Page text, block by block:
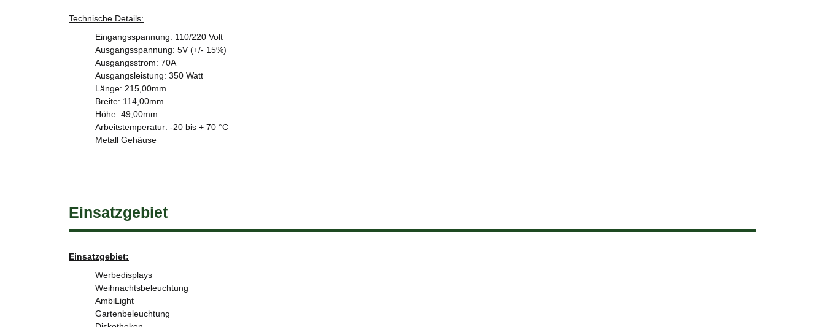
Technische Details:
Eingangsspannung: 110/220 Volt
Ausgangsspannung: 5V (+/- 15%)
Ausgangsstrom: 70A
Ausgangsleistung: 350 Watt
Länge: 215,00mm
Breite: 114,00mm
Höhe: 49,00mm
Arbeitstemperatur: -20 bis + 70 °C
Metall Gehäuse
Einsatzgebiet
Einsatzgebiet:
Werbedisplays
Weihnachtsbeleuchtung
AmbiLight
Gartenbeleuchtung